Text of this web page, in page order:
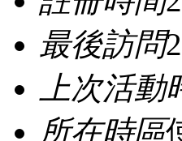
最後訪問
上次活動
所在時區